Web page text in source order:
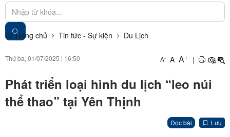
Trang chủ Tin tức - Sự kiện Du Lịch
Thứ ba, 01/07/2025 | 16:50 A- A A+ |
Phát triển loại hình du lịch “leo núi
thể thao” tại Yên Thịnh
Đọc bài Lưu